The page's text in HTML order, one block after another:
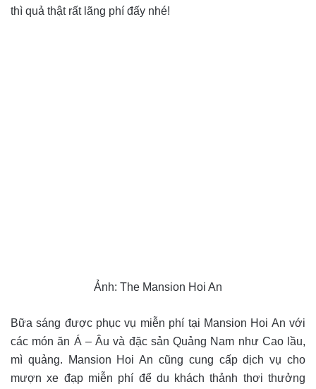
thì quả thật rất lãng phí đấy nhé!
Ảnh: The Mansion Hoi An
Bữa sáng được phục vụ miễn phí tại Mansion Hoi An với
các món ăn Á – Âu và đặc sản Quảng Nam như Cao lầu,
mì quảng. Mansion Hoi An cũng cung cấp dịch vụ cho
mượn xe đạp miễn phí để du khách thảnh thơi thưởng